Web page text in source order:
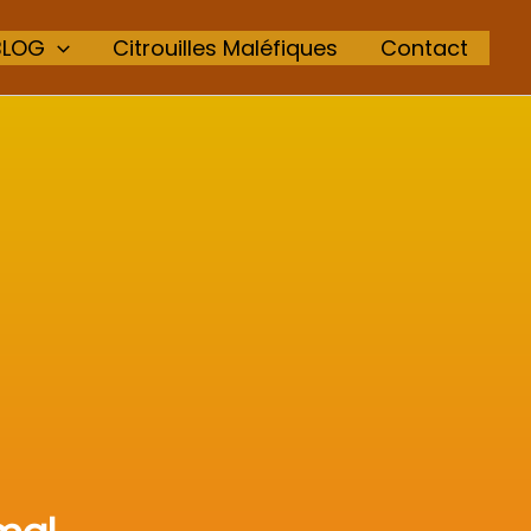
Citrouilles Maléfiques Contact